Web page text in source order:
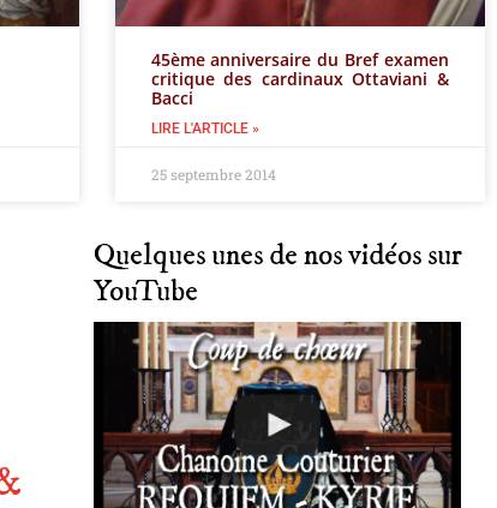
45ème anniversaire du Bref examen
critique des cardinaux Ottaviani &
Bacci
LIRE L'ARTICLE »
25 septembre 2014
Quelques unes de nos vidéos sur
YouTube